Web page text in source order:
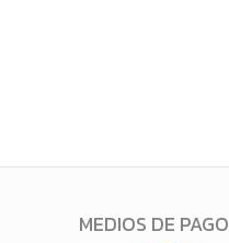
MEDIOS DE PAGO